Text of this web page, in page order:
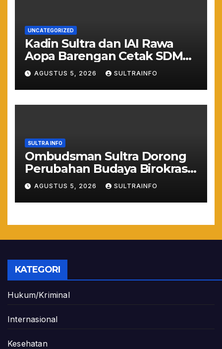
UNCATEGORIZED
Kadin Sultra dan IAI Rawa
Aopa Barengan Cetak SDM
Siap Kerja dan Wirausaha
Muda
AGUSTUS 5, 2026 SULTRAINFO
SULTRA INFO
Ombudsman Sultra Dorong
Perubahan Budaya Birokrasi
Lewat Penilaian
Maladministrasi 2026
AGUSTUS 5, 2026 SULTRAINFO
KATEGORI
Hukum/Kriminal
Internasional
Kesehatan